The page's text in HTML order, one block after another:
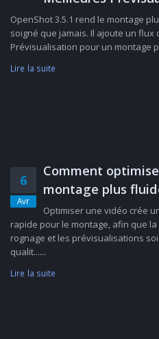
OpenShot 3.5.1 rend le montage
soigné que jamais. Il ajoute un
Prévisualisation pour un montage
Lire la suite
6
Avr
Comment
montage plus
Optimiser une vidéo crée
rapide pour le montage, afin que
rognage et les prévisualisations
qualit......
Lire la suite